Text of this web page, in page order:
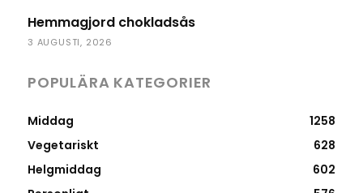
Hemmagjord chokladsås
3 AUGUSTI, 2026
POPULÄRA KATEGORIER
Middag
1258
Vegetariskt
628
Helgmiddag
602